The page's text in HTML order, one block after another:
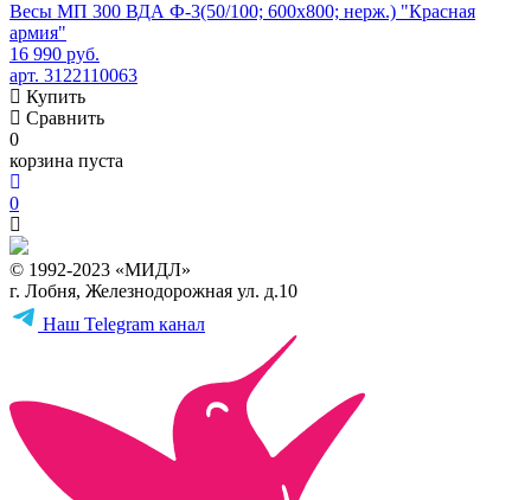
Весы МП 300 ВДА Ф-3(50/100; 600х800; нерж.) "Красная
армия"
16 990 руб.
арт. 3122110063
Купить
Сравнить
0
корзина пуста
0
© 1992-2023 «МИДЛ»
г. Лобня, Железнодорожная ул. д.10
Наш Telegram канал